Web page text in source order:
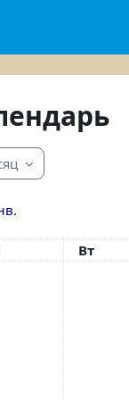
Вторник
Вт